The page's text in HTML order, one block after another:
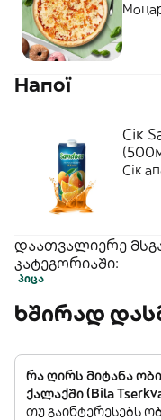
Напої
Сік
Сік
დაათვალიერე
კატეგორიაში:
პიცა
ხშირად
რა ღირს მიტანა
ქალაქში (Bila
თუ გაინტერესებს